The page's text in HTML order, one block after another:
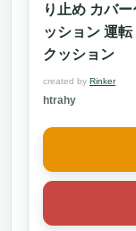
り止め カバ
ッション 運
クッション
created by Rinker
htrahy